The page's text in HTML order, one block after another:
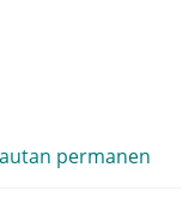
permanen